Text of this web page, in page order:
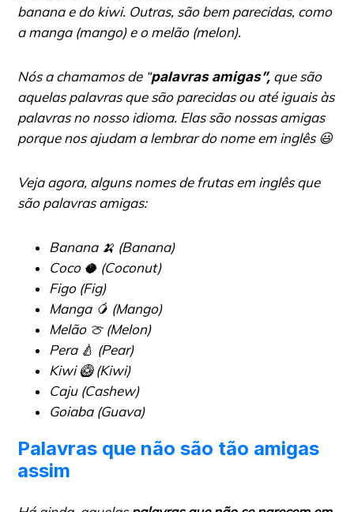
banana e do kiwi. Outras, são bem parecidas, como
a manga (mango) e o melão (melon).
Nós a chamamos de “palavras amigas”, que são
aquelas palavras que são parecidas ou até iguais às
palavras no nosso idioma. Elas são nossas amigas
porque nos ajudam a lembrar do nome em inglês 😃
Veja agora, alguns nomes de frutas em inglês que
são palavras amigas:
Banana 🍌 (Banana)
Coco 🥥 (Coconut)
Figo (Fig)
Manga 🥭 (Mango)
Melão 🍈 (Melon)
Pera 🍐 (Pear)
Kiwi 🥝 (Kiwi)
Caju (Cashew)
Goiaba (Guava)
Palavras que não são tão amigas
assim